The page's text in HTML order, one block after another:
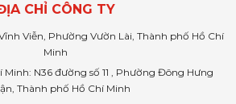
CHỈ CÔNG TY
Viễn, Phường Vườn Lài, Thành phố Hồ Chí
Minh
Minh: N36 đường số 11 , Phường Đông Hưng
Thành phố Hồ Chí Minh